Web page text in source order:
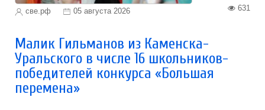
све.рф 05 августа 2026 631
Малик Гильманов из Каменска-
Уральского в числе 16 школьников-
победителей конкурса «Большая
перемена»